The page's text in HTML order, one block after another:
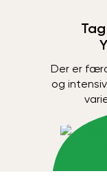
Der er
og